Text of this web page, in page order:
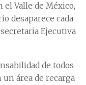
el Valle de México,
desaparece cada
Ejecutiva
de todos
área de recarga